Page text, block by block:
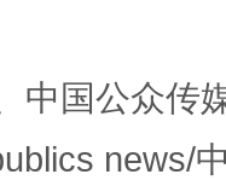
中国公众传
news/